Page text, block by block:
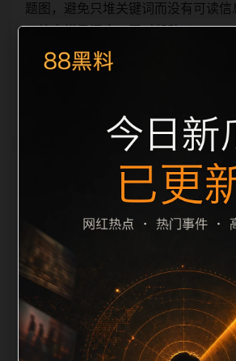
题图，避免只堆关键词而没有可读信
于补齐栏目深度，同时帮助 sitemap
荐形成更自然的内链关系。图片说明
键词、栏目词和文章标题，让搜索引
之间识别一致主题。后续每日采集时
程图片本地化、坏图默认图兜底、标
description 长度过滤。如果同一主题
面，应通过不同角度补充事件背景、
题或专题入口，降低站群页面之间的
保留同类推荐、上一篇下一篇和
要页面点击深度尽量控制在三次以内